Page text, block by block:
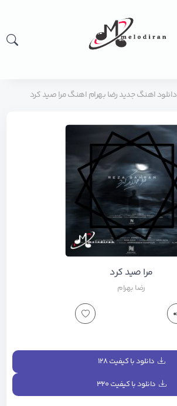
دانلود اهنگ جدید رضا بهرام اهنگ مرا صید کرد
مرا صید کرد
رضا بهرام
دانلود با کیفیت ۱۲۸
دانلود با کیفیت ۳۲۰